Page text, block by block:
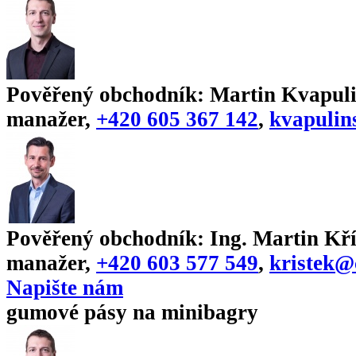
Pověřený obchodník: Martin
manažer, +420 605 367 142,
Pověřený obchodník: Ing. Martin
manažer, +420 603 577 549,
Napište nám
gumové pásy na minibagry